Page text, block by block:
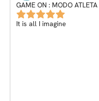
GAME ON : MODO ATLETA
It is all I imagine